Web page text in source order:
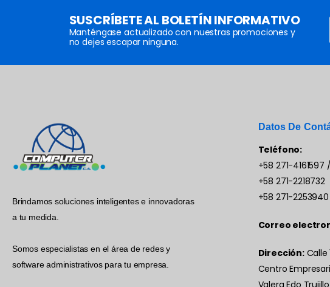
SUSCRÍBETE AL BOLETÍN INFORMATIVO
Manténgase actualizado con nuestras promociones y
no dejes escapar ninguna.
Brindamos soluciones inteligentes e innovadoras
a tu medida.
Somos especialistas en el área de redes y
software administrativos para tu empresa.
Datos De
Teléfono:
+58 271-4161597 /
+58 271-2218732
+58 271-2253940
Correo
Dirección:Calle
Centro
Valera Edo Trujillo